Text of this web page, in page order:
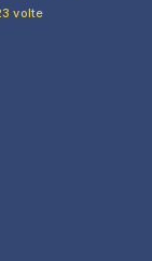
volte